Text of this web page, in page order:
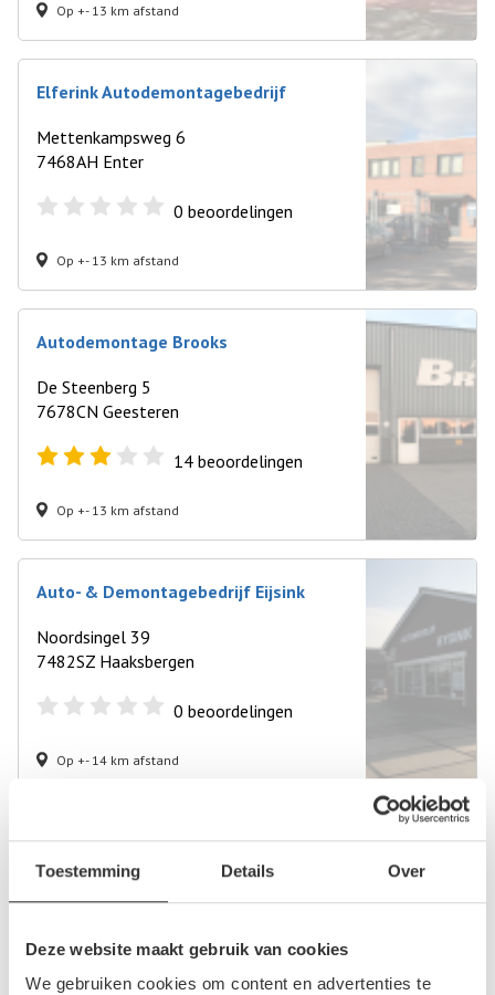
Toestemming Details Over
Deze website maakt gebruik van cookies
We gebruiken cookies om content en advertenties te
Op +- 13 km afstand
Elferink Autodemontagebedrijf
Mettenkampsweg 6
7468AH Enter
0 beoordelingen
Op +- 13 km afstand
Autodemontage Brooks
De Steenberg 5
7678CN Geesteren
14 beoordelingen
Op +- 13 km afstand
Auto- & Demontagebedrijf Eijsink
Noordsingel 39
7482SZ Haaksbergen
0 beoordelingen
Op +- 14 km afstand
Ikwilvanmijnautoaf.nl
Noord Esmarkerrondweg 372
0 beoordelingen